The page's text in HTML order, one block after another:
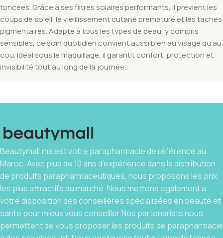
foncées. Grâce à ses filtres solaires performants, il prévient les
coups de soleil, le vieillissement cutané prématuré et les taches
pigmentaires. Adapté à tous les types de peau, y compris
sensibles, ce soin quotidien convient aussi bien au visage qu’au
cou. Idéal sous le maquillage, il garantit confort, protection et
invisibilité tout au long de la journée.
Beautymall.ma est votre parapharmacie de référence au
Maroc. Avec plus de 10 ans d’expérience dans la distribution
de produits parapharmaceutiques, nous proposons les prix
les plus attractifs du marché. Nous mettons également à
votre disposition des conseillères spécialisées en beauté et
santé pour mieux vous conseiller.Nos partenariats nous
permettent de vous proposer les produits de parapharmacie